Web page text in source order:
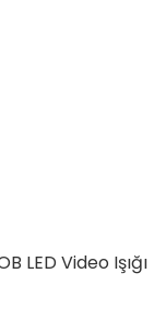
LED Video Işığı